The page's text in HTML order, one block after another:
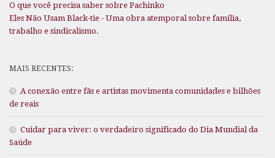
O que você precisa saber sobre Pachinko
Eles Não Usam Black-tie - Uma obra atemporal sobre família,
trabalho e sindicalismo.
MAIS RECENTES:
A conexão entre fãs e artistas movimenta comunidades e bilhões
de reais
Cuidar para viver: o verdadeiro significado do Dia Mundial da
Saúde